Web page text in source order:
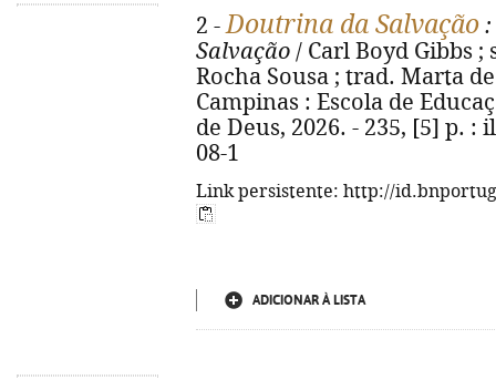
2 -Doutrina da Salvação :
Salvação / Carl Boyd Gibbs ;
Rocha Sousa ; trad. Marta
Campinas : Escola de
de Deus, 2026. - 235, [5] p. :
08-1
Link persistente: http://
ADICIONAR À LISTA